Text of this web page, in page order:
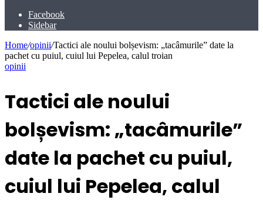
Facebook
Sidebar
Home/opinii/Tactici ale noului bolșevism: „tacâmurile” date la
pachet cu puiul, cuiul lui Pepelea, calul troian
opinii
Tactici ale noului
bolșevism: „tacâmurile”
date la pachet cu puiul,
cuiul lui Pepelea, calul